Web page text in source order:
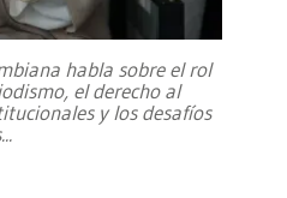
habla sobre el rol
el derecho al
y los desafíos
...